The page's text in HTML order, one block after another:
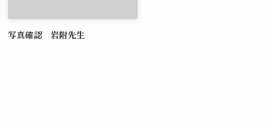
写真確認 岩附先生